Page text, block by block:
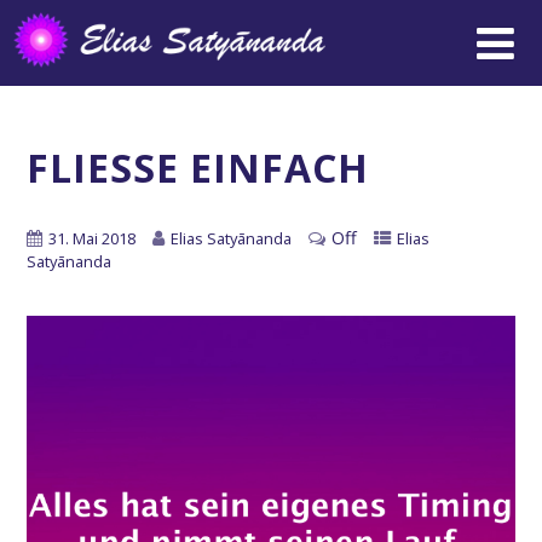
FLIESSE EINFACH
31. Mai 2018 Elias Satyānanda Off
Elias
Satyānanda